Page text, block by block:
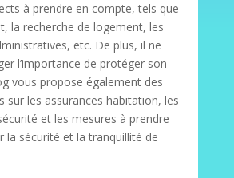
à prendre en compte, tels que
la recherche de logement, les
etc. De plus, il ne
l’importance de protéger son
vous propose également des
sur les assurances habitation, les
et les mesures à prendre
la sécurité et la tranquillité de